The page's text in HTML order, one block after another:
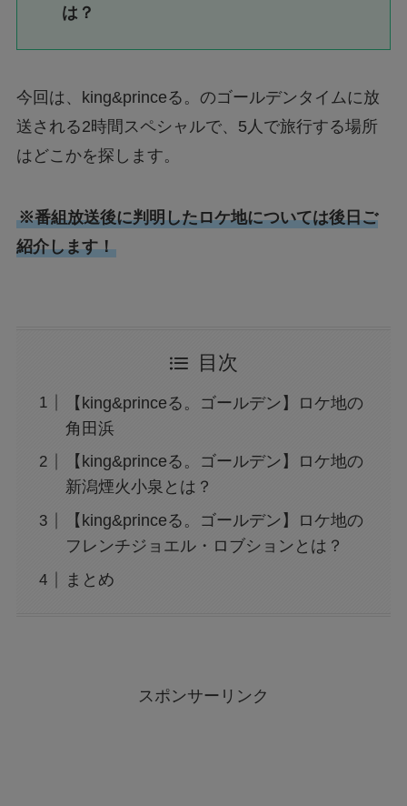
は？
今回は、king&princeる。のゴールデンタイムに放
送される2時間スペシャルで、5人で旅行する場所
はどこかを探します。
※番組放送後に判明したロケ地については後日ご
紹介します！
目次
【king&princeる。ゴールデン】ロケ地の
角田浜
【king&princeる。ゴールデン】ロケ地の
新潟煙火小泉とは？
【king&princeる。ゴールデン】ロケ地の
フレンチジョエル・ロブションとは？
まとめ
スポンサーリンク